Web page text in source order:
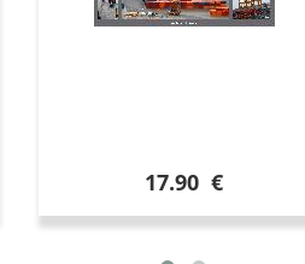
17.90 €